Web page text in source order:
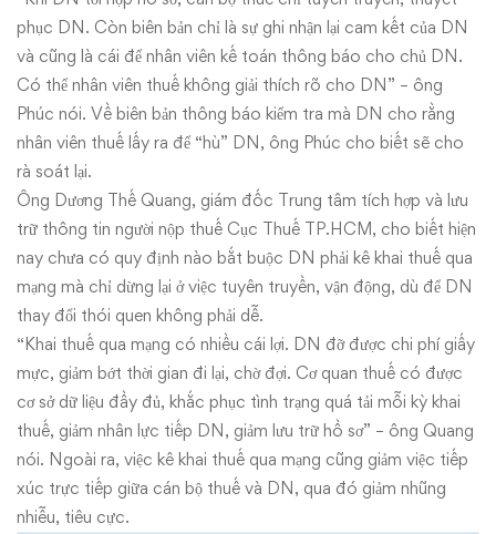
phục DN. Còn biên bản chỉ là sự ghi nhận lại cam kết của DN
và cũng là cái để nhân viên kế toán thông báo cho chủ DN.
Có thể nhân viên thuế không giải thích rõ cho DN” – ông
Phúc nói. Về biên bản thông báo kiểm tra mà DN cho rằng
nhân viên thuế lấy ra để “hù” DN, ông Phúc cho biết sẽ cho
rà soát lại.
Ông Dương Thế Quang, giám đốc Trung tâm tích hợp và lưu
trữ thông tin người nộp thuế Cục Thuế TP.HCM, cho biết hiện
nay chưa có quy định nào bắt buộc DN phải kê khai thuế qua
mạng mà chỉ dừng lại ở việc tuyên truyền, vận động, dù để DN
thay đổi thói quen không phải dễ.
“Khai thuế qua mạng có nhiều cái lợi. DN đỡ được chi phí giấy
mực, giảm bớt thời gian đi lại, chờ đợi. Cơ quan thuế có được
cơ sở dữ liệu đầy đủ, khắc phục tình trạng quá tải mỗi kỳ khai
thuế, giảm nhân lực tiếp DN, giảm lưu trữ hồ sơ” – ông Quang
nói. Ngoài ra, việc kê khai thuế qua mạng cũng giảm việc tiếp
xúc trực tiếp giữa cán bộ thuế và DN, qua đó giảm nhũng
nhiễu, tiêu cực.